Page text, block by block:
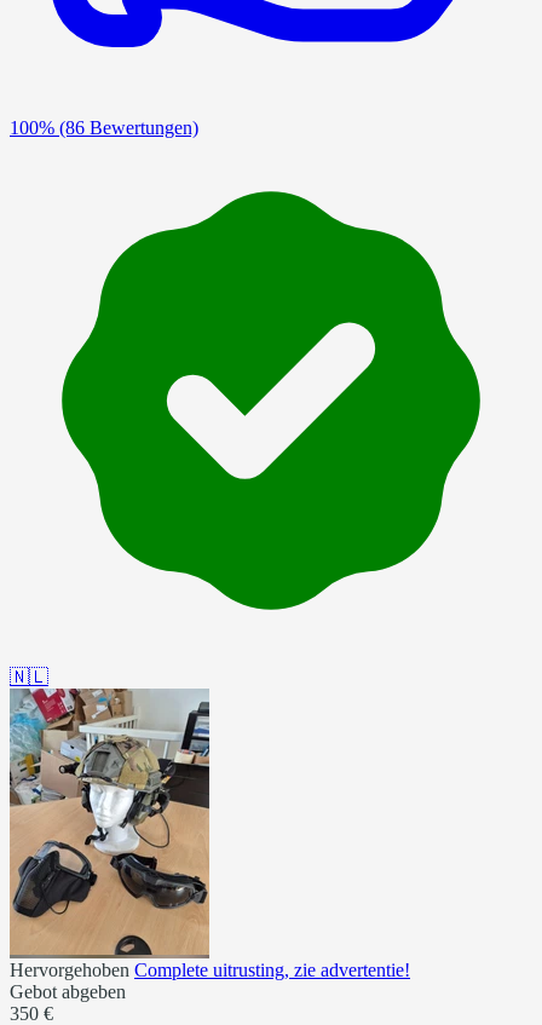
100% (86 Bewertungen)
🇳🇱
Hervorgehoben Complete uitrusting, zie advertentie!
Gebot abgeben
350 €